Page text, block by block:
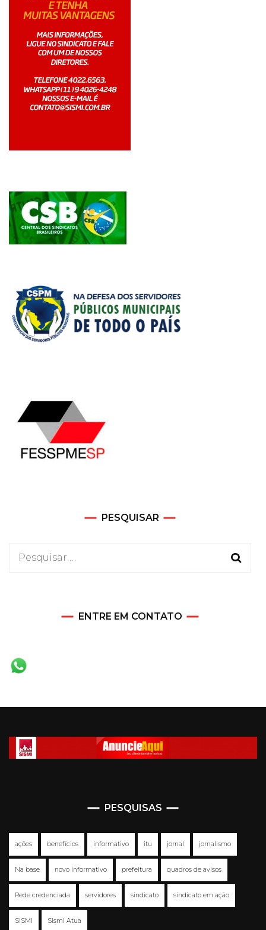
PESQUISAR
Pesquisar
ENTRE EM CONTATO
PESQUISAS
ações benefícios informativo itu jornal jornalismo
Na base novo informativo prefeitura quadros de avisos
Rede credenciada servidores sindicato sindicato em ação
SISMI Sismi Atua